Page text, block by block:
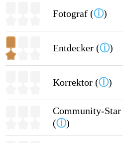
Fotograf (ⓘ)
Entdecker (ⓘ)
Korrektor (ⓘ)
Community-Star
(ⓘ)